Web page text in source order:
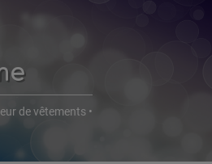
de vêtements •